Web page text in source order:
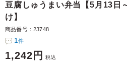
豆腐しゅうまい弁当【5月13日
け】
商品番号：23748
1件
1,242円 税込